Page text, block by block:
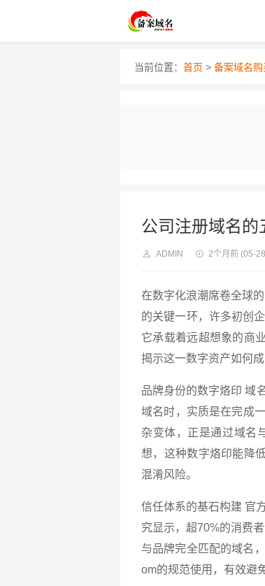
当前位置： 首页 > 备案域名购
公司注册域名
ADMIN 2个月前 (05-
在数字化浪潮席卷全球
的关键一环，许多初创
它承载着远超想象的商
揭示这一数字资产如何
品牌身份的数字烙印 域
域名时，实质是在完成
杂变体，正是通过域名
想，这种数字烙印能降
混淆风险。
信任体系的基石构建 官
究显示，超70%的消费
与品牌完全匹配的域名
om的规范使用，有效避